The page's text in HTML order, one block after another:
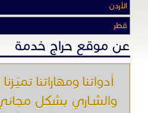
تصفح في الموقع
الرئيسية
شروط الاستخدام